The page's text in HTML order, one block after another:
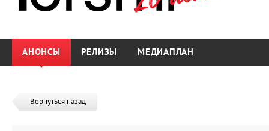
АНОНСЫ РЕЛИЗЫ МЕДИАПЛАН
Вернуться назад